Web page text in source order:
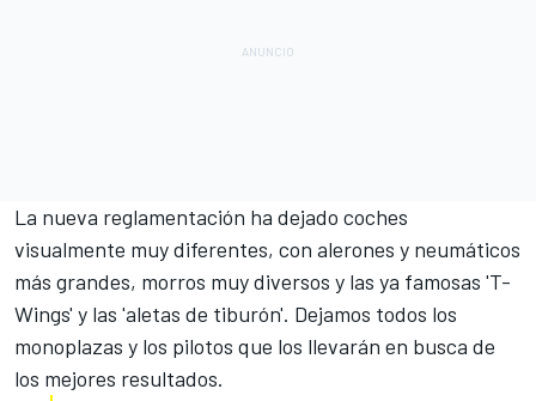
La nueva reglamentación ha dejado coches
visualmente muy diferentes, con alerones y neumáticos
más grandes, morros muy diversos y las ya famosas 'T-
Wings' y las 'aletas de tiburón'. Dejamos todos los
monoplazas y los pilotos que los llevarán en busca de
los mejores resultados.